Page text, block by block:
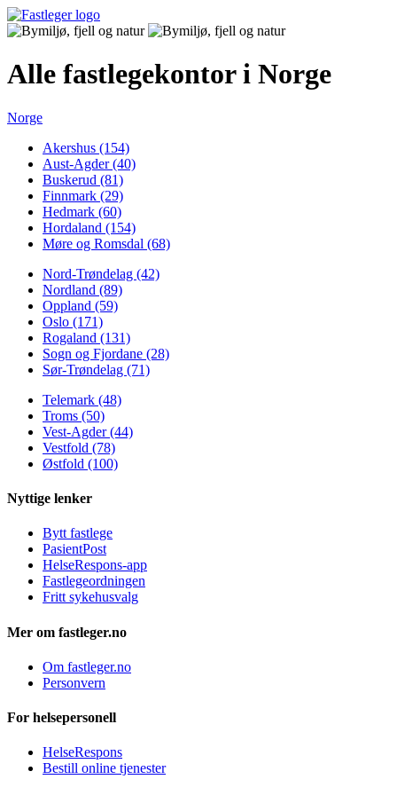
Alle fastlegekontor i Norge
Norge
Akershus (154)
Aust-Agder (40)
Buskerud (81)
Finnmark (29)
Hedmark (60)
Hordaland (154)
Møre og Romsdal (68)
Nord-Trøndelag (42)
Nordland (89)
Oppland (59)
Oslo (171)
Rogaland (131)
Sogn og Fjordane (28)
Sør-Trøndelag (71)
Telemark (48)
Troms (50)
Vest-Agder (44)
Vestfold (78)
Østfold (100)
Nyttige lenker
Bytt fastlege
PasientPost
HelseRespons-app
Fastlegeordningen
Fritt sykehusvalg
Mer om fastleger.no
Om fastleger.no
Personvern
For helsepersonell
HelseRespons
Bestill online tjenester